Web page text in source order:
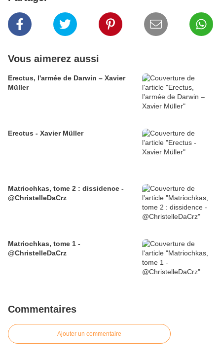
Vous aimerez aussi
Erectus, l'armée de Darwin – Xavier
Müller
Erectus - Xavier Müller
Matriochkas, tome 2 : dissidence -
@ChristelleDaCrz
Matriochkas, tome 1 -
@ChristelleDaCrz
Commentaires
Ajouter un commentaire